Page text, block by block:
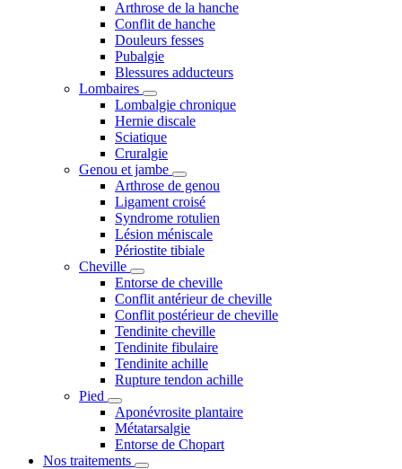
Arthrose de la hanche
Conflit de hanche
Douleurs fesses
Pubalgie
Blessures adducteurs
Lombaires
Lombalgie chronique
Hernie discale
Sciatique
Cruralgie
Genou et jambe
Arthrose de genou
Ligament croisé
Syndrome rotulien
Lésion méniscale
Périostite tibiale
Cheville
Entorse de cheville
Conflit antérieur de cheville
Conflit postérieur de cheville
Tendinite cheville
Tendinite fibulaire
Tendinite achille
Rupture tendon achille
Pied
Aponévrosite plantaire
Métatarsalgie
Entorse de Chopart
Nos traitements